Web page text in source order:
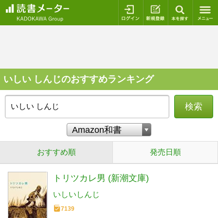
ログイン 新規登録
いしい しんじのおすすめランキング
検索
おすすめ順 発売日順
トリツカレ男 (新潮文庫)
いしいしんじ
7139